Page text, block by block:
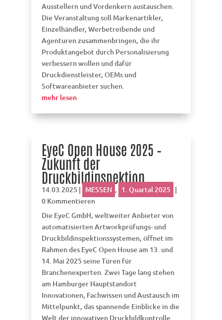
Ausstellern und Vordenkern austauschen.
Die Veranstaltung soll Markenartikler,
Einzelhändler, Werbetreibende und
Agenturen zusammenbringen, die ihr
Produktangebot durch Personalisierung
verbessern wollen und dafür
Druckdienstleister, OEMs und
Softwareanbieter suchen.
mehr lesen
EyeC Open House 2025 –
Zukunft der
Druckbildinspektion
14.03.2025 | MESSEN , 1. Quartal 2025 |
0 Kommentieren
Die EyeC GmbH, weltweiter Anbieter von
automatisierten Artworkprüfungs- und
Druckbildinspektionssystemen, öffnet im
Rahmen des EyeC Open House am 13. und
14. Mai 2025 seine Türen für
Branchenexperten. Zwei Tage lang stehen
am Hamburger Hauptstandort
Innovationen, Fachwissen und Austausch im
Mittelpunkt, das spannende Einblicke in die
Welt der innovativen Druckbildkontrolle